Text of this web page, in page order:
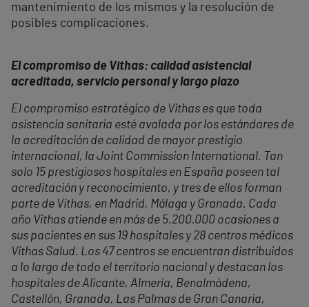
mantenimiento de los mismos y la resolución de
posibles complicaciones.
El compromiso de Vithas: calidad asistencial
acreditada, servicio personal y largo plazo
El compromiso estratégico de Vithas es que toda
asistencia sanitaria esté avalada por los estándares de
la acreditación de calidad de mayor prestigio
internacional, la Joint Commission International. Tan
solo 15 prestigiosos hospitales en España poseen tal
acreditación y reconocimiento, y tres de ellos forman
parte de Vithas, en Madrid, Málaga y Granada. Cada
año Vithas atiende en más de 5.200.000 ocasiones a
sus pacientes en sus 19 hospitales y 28 centros médicos
Vithas Salud. Los 47 centros se encuentran distribuidos
a lo largo de todo el territorio nacional y destacan los
hospitales de Alicante, Almería, Benalmádena,
Castellón, Granada, Las Palmas de Gran Canaria,